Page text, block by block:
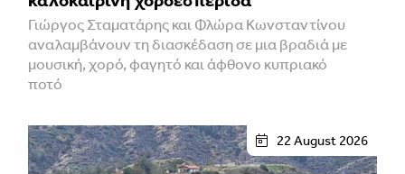
Γιώργος Σταματάρης και Φλώρα Κωνσταντίνου
αναλαμβάνουν τη διασκέδαση σε μια βραδιά με
μουσική, χορό, φαγητό και άφθονο κυπριακό
ποτό
22 August 2026